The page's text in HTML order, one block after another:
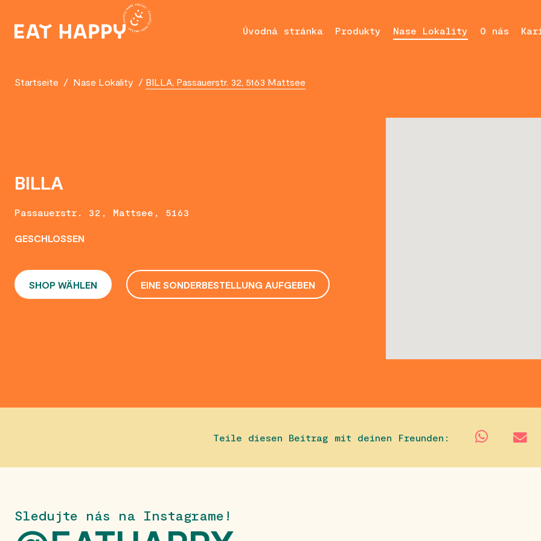
MAIN
Úvodná stránka Produkty Nase Lokality O nás
Startseite / Nase Lokality / BILLA, Passauerstr. 32, 5163 Mattsee
BILLA
Passauerstr. 32, Mattsee, 5163
GESCHLOSSEN
SHOP WÄHLEN EINE SONDERBESTELLUNG AUFGEBEN
Teile diesen Beitrag mit deinen Freunden:
Sledujte nás na Instagrame!